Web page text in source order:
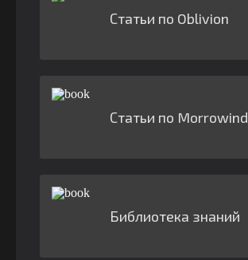
Статьи по Oblivion
Статьи по Morrowind
Библиотека знаний